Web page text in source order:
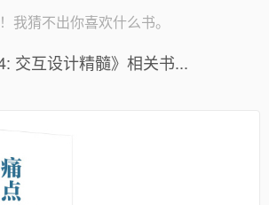
我猜不出你喜欢什么书。
交互设计精髓》相关书...